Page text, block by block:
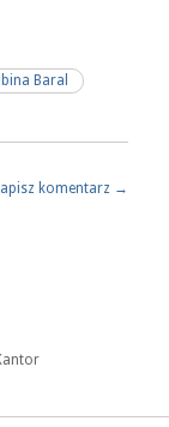
Baral
komentarz →